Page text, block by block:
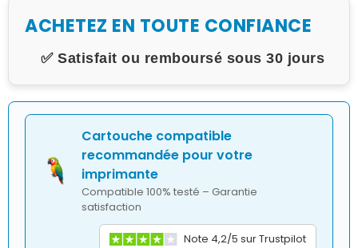
ACHETEZ EN TOUTE CONFIANCE
✅ Satisfait ou remboursé sous 30 jours
Cartouche compatible
recommandée pour votre
imprimante
Compatible 100% testé – Garantie
satisfaction
Note 4,2/5 sur Trustpilot